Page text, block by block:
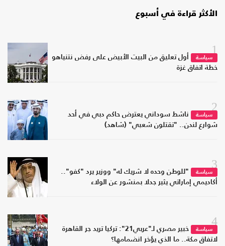
الأكثر قراءة في أسبوع
1
سياسة
أول تعليق من البيت الأبيض على رفض نتنياهو
خطة اتفاق غزة
2
سياسة
ناشط سوداني يعترض حاكم دبي في أحد
شوارع لندن.. "تقتلون شعبي" (شاهد)
3
سياسة
"للوطن وحده لا شريك له" ووزير يرد "كفو"..
أكاديمي إماراتي يثير جدلا بمنشور عن الولاء
4
سياسة
خبير مصري لـ"عربي21": تركيا تريد جر القاهرة
لاتفاق مكة.. ما الذي يؤخر انضمامها؟